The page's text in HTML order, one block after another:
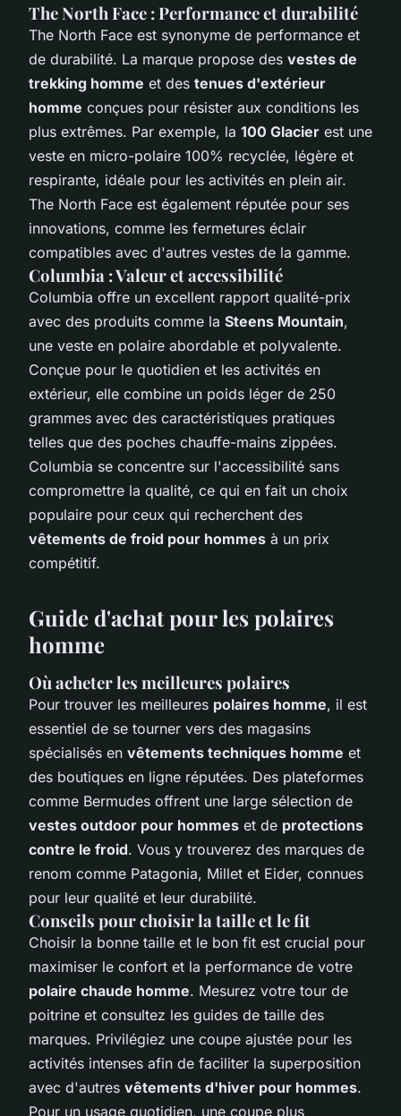
The North Face : Performance et durabilité
The North Face est synonyme de performance et
de durabilité. La marque propose des vestes de
trekking homme et des tenues d'extérieur
homme conçues pour résister aux conditions les
plus extrêmes. Par exemple, la 100 Glacier est une
veste en micro-polaire 100% recyclée, légère et
respirante, idéale pour les activités en plein air.
The North Face est également réputée pour ses
innovations, comme les fermetures éclair
compatibles avec d'autres vestes de la gamme.
Columbia : Valeur et accessibilité
Columbia offre un excellent rapport qualité-prix
avec des produits comme la Steens Mountain,
une veste en polaire abordable et polyvalente.
Conçue pour le quotidien et les activités en
extérieur, elle combine un poids léger de 250
grammes avec des caractéristiques pratiques
telles que des poches chauffe-mains zippées.
Columbia se concentre sur l'accessibilité sans
compromettre la qualité, ce qui en fait un choix
populaire pour ceux qui recherchent des
vêtements de froid pour hommes à un prix
compétitif.
Guide d'achat pour les polaires
homme
Où acheter les meilleures polaires
Pour trouver les meilleures polaires homme, il est
essentiel de se tourner vers des magasins
spécialisés en vêtements techniques homme et
des boutiques en ligne réputées. Des plateformes
comme Bermudes offrent une large sélection de
vestes outdoor pour hommes et de protections
contre le froid. Vous y trouverez des marques de
renom comme Patagonia, Millet et Eider, connues
pour leur qualité et leur durabilité.
Conseils pour choisir la taille et le fit
Choisir la bonne taille et le bon fit est crucial pour
maximiser le confort et la performance de votre
polaire chaude homme. Mesurez votre tour de
poitrine et consultez les guides de taille des
marques. Privilégiez une coupe ajustée pour les
activités intenses afin de faciliter la superposition
avec d'autres vêtements d'hiver pour hommes.
Pour un usage quotidien, une coupe plus